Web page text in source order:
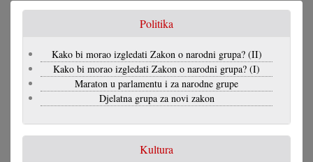
Politika
Kako bi morao izgledati Zakon o narodni grupa? (II)
Kako bi morao izgledati Zakon o narodni grupa? (I)
Maraton u parlamentu i za narodne grupe
Djelatna grupa za novi zakon
Kultura